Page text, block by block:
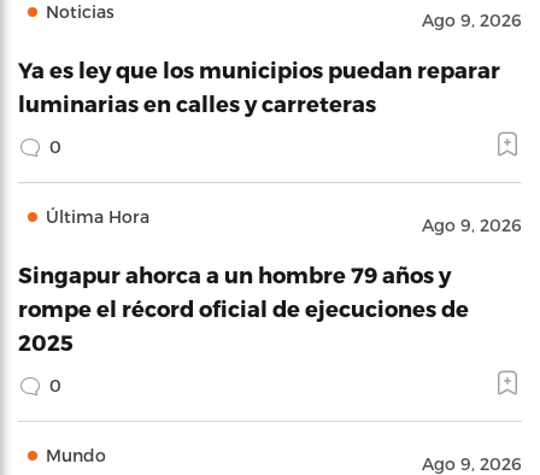
Noticias Ago 9, 2026
Ya es ley que los municipios puedan reparar
luminarias en calles y carreteras
0
Última Hora Ago 9, 2026
Singapur ahorca a un hombre 79 años y
rompe el récord oficial de ejecuciones de
2025
0
Mundo Ago 9, 2026